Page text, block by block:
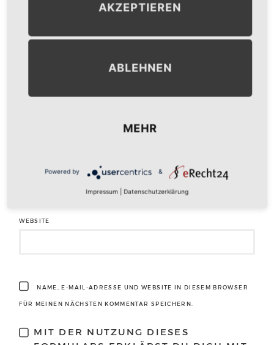
E-MAIL-ADRESSE
WEBSITE
NAME, E-MAIL-ADRESSE UND WEBSITE IN DIESEM BROWSER
FÜR MEINEN NÄCHSTEN KOMMENTAR SPEICHERN.
MIT DER NUTZUNG DIESES
AKZEPTIEREN
ABLEHNEN
MEHR
Powered by &
Impressum Datenschutzerklärung